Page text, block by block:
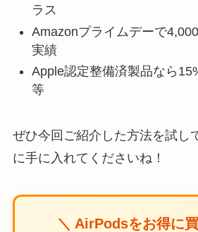
ラス
Amazonプライムデーで
実績
Apple認定整備済製品なら
等
ぜひ今回ご紹介した方法を試し
に手に入れてくださいね！
＼ AirPodsをお得に